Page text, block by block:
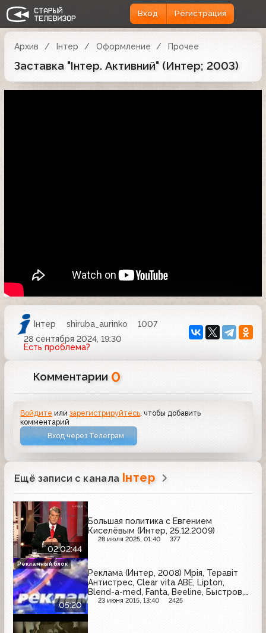
Вход Регистрация
Архив Iнтер Оформление Прочее
Заставка "Інтер. Активний" (Интер; 2003)
Iнтер shiruba_aurinko
1007
28 сентября 2024, 19:30
Есть проблема?
Комментарии 0
Войдите илизарегистрируйтесь , чтобы добавить
комментарий
Вход через Телеграм
Ещё записи с канала Iнтер
02:02:44
Большая политика с Евгением
Киселёвым (Интер, 25.12.2009)
28 июля 2025, 01:40 377
05:20
Реклама (Интер, 2008) Мрiя, Теравiт
Антистрес, Clear vita ABE, Lipton,
Blend-a-med, Fanta, Beeline, Быстров,
Domestos, Bonaqua, Флiнт, МТС,
23 июня 2015, 13:40 2425
Рекламный блок